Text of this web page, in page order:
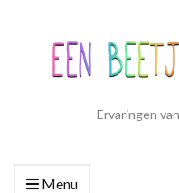
Ervaringen
Menu